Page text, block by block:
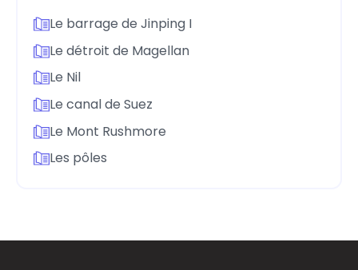
Le barrage de Jinping I
Le détroit de Magellan
Le Nil
Le canal de Suez
Le Mont Rushmore
Les pôles